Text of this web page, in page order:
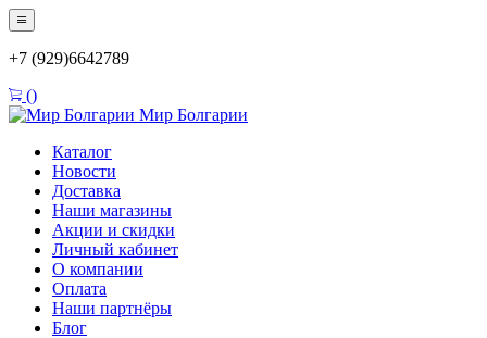
+7 (929)6642789
()
Мир Болгарии
Каталог
Новости
Доставка
Наши магазины
Акции и скидки
Личный кабинет
О компании
Оплата
Наши партнёры
Блог